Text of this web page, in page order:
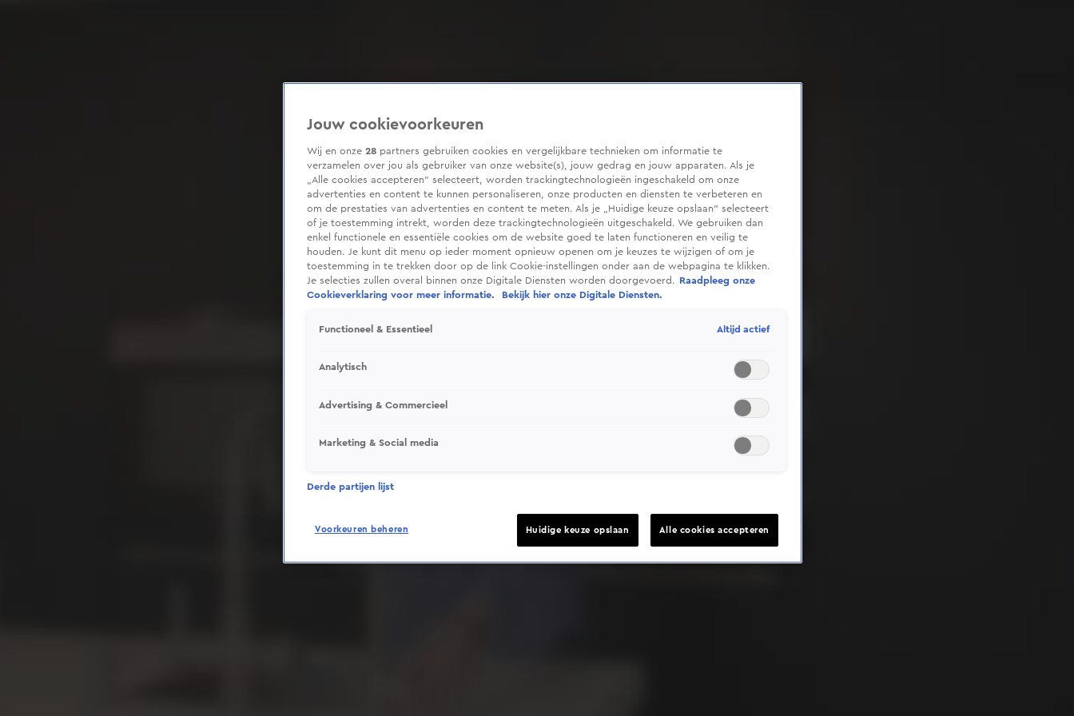
Deze video is niet beschikbaar op je huidige locatie
Jouw cookievoorkeuren
Wij en onze 28 partners gebruiken cookies en vergelijkbare technieken om informatie te
verzamelen over jou als gebruiker van onze website(s), jouw gedrag en jouw apparaten. Als je
„Alle cookies accepteren” selecteert, worden trackingtechnologieën ingeschakeld om onze
advertenties en content te kunnen personaliseren, onze producten en diensten te verbeteren en
om de prestaties van advertenties en content te meten. Als je „Huidige keuze opslaan” selecteert
of je toestemming intrekt, worden deze trackingtechnologieën uitgeschakeld. We gebruiken dan
enkel functionele en essentiële cookies om de website goed te laten functioneren en veilig te
houden. Je kunt dit menu op ieder moment opnieuw openen om je keuzes te wijzigen of om je
toestemming in te trekken door op de link Cookie-instellingen onder aan de webpagina te klikken.
Je selecties zullen overal binnen onze Digitale Diensten worden doorgevoerd.
Raadpleeg onze
Cookieverklaring voor meer informatie.
Bekijk hier onze Digitale Diensten.
Functioneel & Essentieel Altijd actief
Analytisch
Advertising & Commercieel
Marketing & Social media
Derde partijen lijst
Voorkeuren beheren Huidige keuze opslaan Alle cookies accepteren